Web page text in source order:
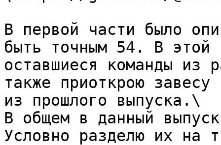
В первой части было
быть точным 54. В этой
оставшиеся команды из
также приоткрою
из прошлого выпуска.\
В общем в данный
Условно разделю их на